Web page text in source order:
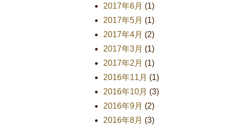
2017年6月 (1)
2017年5月 (1)
2017年4月 (2)
2017年3月 (1)
2017年2月 (1)
2016年11月 (1)
2016年10月 (3)
2016年9月 (2)
2016年8月 (3)